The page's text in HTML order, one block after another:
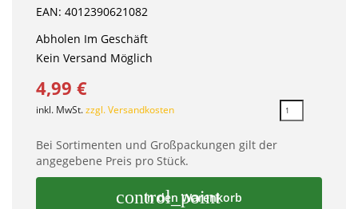
EAN: 4012390621082
Abholen Im Geschäft
Kein Versand Möglich
4,99 €
inkl. MwSt.zzgl. Versandkosten
Bei Sortimenten und Großpackungen gilt der
angegebene Preis pro Stück.
control_point
In den Warenkorb